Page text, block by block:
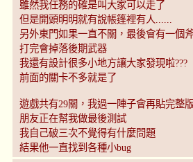
雖然我任務的確是叫大家可以走了
但是開頭明明就有說帳篷裡有人......
另外東門如果一直不關，最後會有一個
打完會掉落後期武器
我還有設計很多小地方讓大家發現啦???
前面的關卡不多就是了
遊戲共有29關，我過一陣子會再貼完整
朋友正在幫我做最後測試
我自己破三次不覺得有什麼問題
結果他一直找到各種小bug